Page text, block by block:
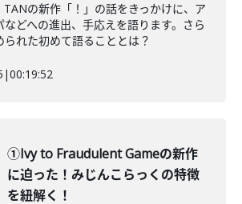
の新作「！」の話をきっかけに、ア
どへの進出、手応えを語ります。さら
れた初めて語ることとは？
|00:19:52
①Ivy to Fraudulent Gameの新作
に迫った！みじんこらっくの特徴
を紐解く！